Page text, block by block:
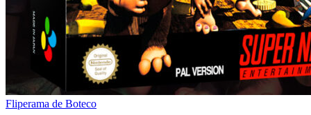
Fliperama de Boteco